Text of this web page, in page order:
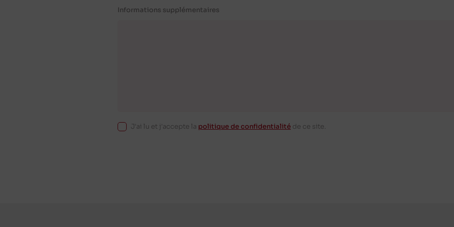
Informations supplémentaires
J'ai lu et j'accepte la politique de confidentialité de ce site.